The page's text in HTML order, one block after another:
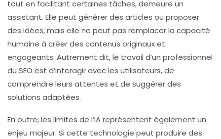
tout en facilitant certaines tâches, demeure un
assistant. Elle peut générer des articles ou proposer
des idées, mais elle ne peut pas remplacer la capacité
humaine à créer des contenus originaux et
engageants. Autrement dit, le travail d’un professionnel
du SEO est d’interagir avec les utilisateurs, de
comprendre leurs attentes et de suggérer des
solutions adaptées.
En outre, les limites de l’IA représentent également un
enjeu majeur. Si cette technologie peut produire des